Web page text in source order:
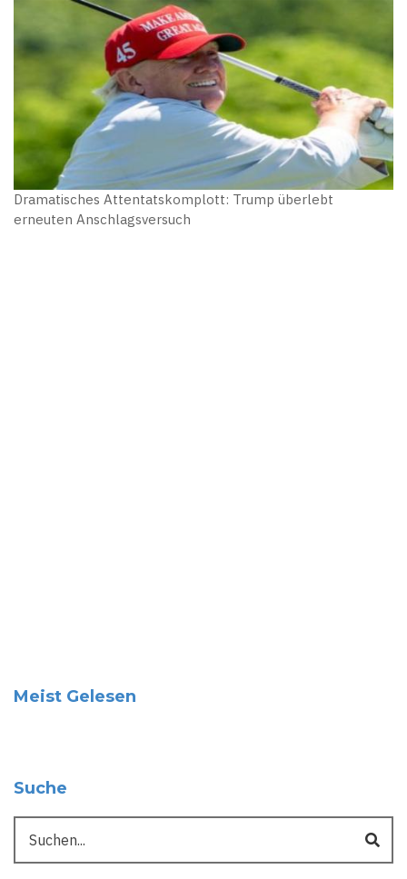
Dramatisches Attentatskomplott: Trump überlebt
erneuten Anschlagsversuch
Meist Gelesen
Suche